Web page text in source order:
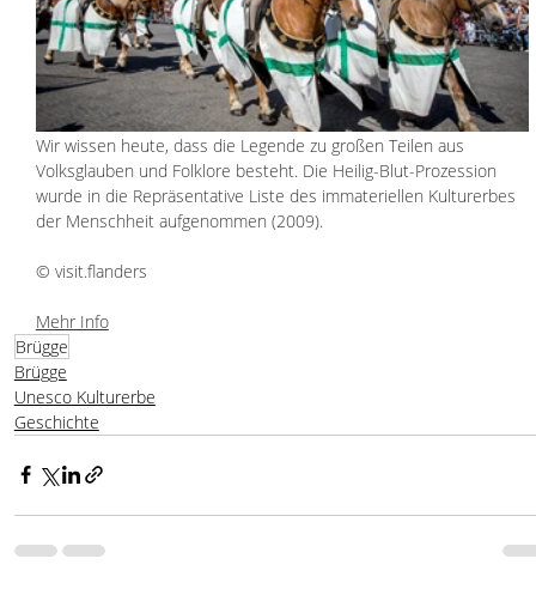
Wir wissen heute, dass die Legende zu großen Teilen aus
Volksglauben und Folklore besteht. Die Heilig-Blut-Prozession
wurde in die Repräsentative Liste des immateriellen Kulturerbes
der Menschheit aufgenommen (2009).
© visit.flanders
Mehr Info
Brügge
Brügge
Unesco Kulturerbe
Geschichte